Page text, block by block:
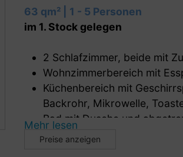
63 qm² | 1 - 5 Personen
im 1. Stock gelegen
2 Schlafzimmer, beide mit
Wohnzimmerbereich mit
Küchenbereich mit
Backrohr, Mikrowelle,
Bad mit Dusche und
Mehr lesen
Preise anzeigen